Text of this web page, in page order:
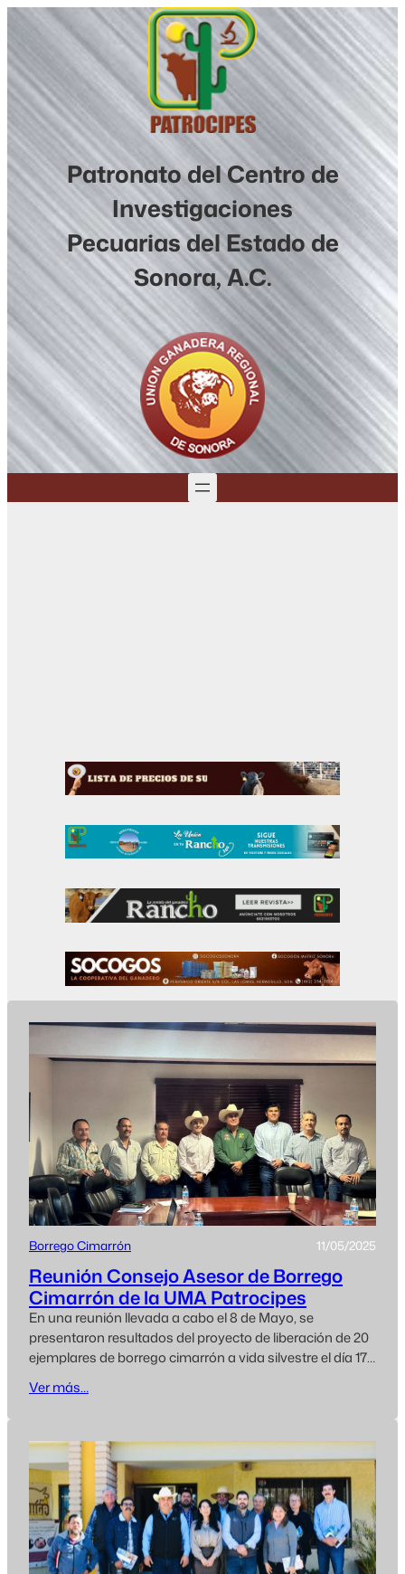
Saltar
contenido
Patronato del Centro de
Investigaciones
Pecuarias del Estado de
Sonora, A.C.
Borrego Cimarrón 11/05/2025
Reunión Consejo Asesor de Borrego
Cimarrón de la UMA Patrocipes
En una reunión llevada a cabo el 8 de Mayo, se
presentaron resultados del proyecto de liberación de 20
ejemplares de borrego cimarrón a vida silvestre el día 17
Plutarco Elías Calles, procedentes de la UMA Patrocipes.
U.G.R.S., SADER, SAGARHPA, Consejo…
Ver más…